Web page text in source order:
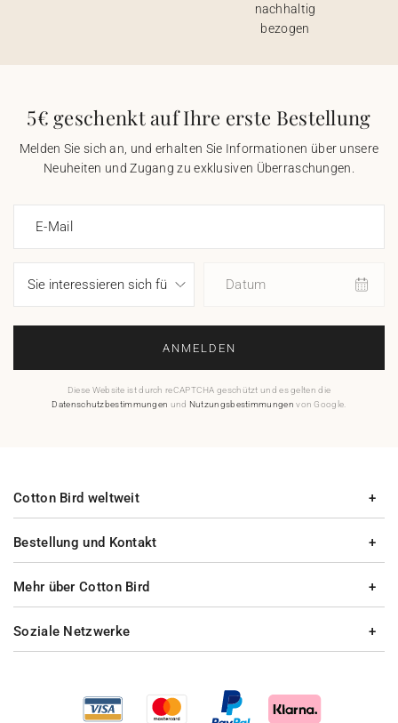
nachhaltig
bezogen
5€ geschenkt auf Ihre erste Bestellung
Melden Sie sich an, und erhalten Sie Informationen über unsere
Neuheiten und Zugang zu exklusiven Überraschungen.
E-Mail
Datum
ANMELDEN
Diese Website ist durch reCAPTCHA geschützt und es gelten die
Datenschutzbestimmungen und Nutzungsbestimmungen von Google.
Bestellung und Kontakt
Mehr über Cotton Bird
Cotton Bird weltweit
Soziale Netzwerke